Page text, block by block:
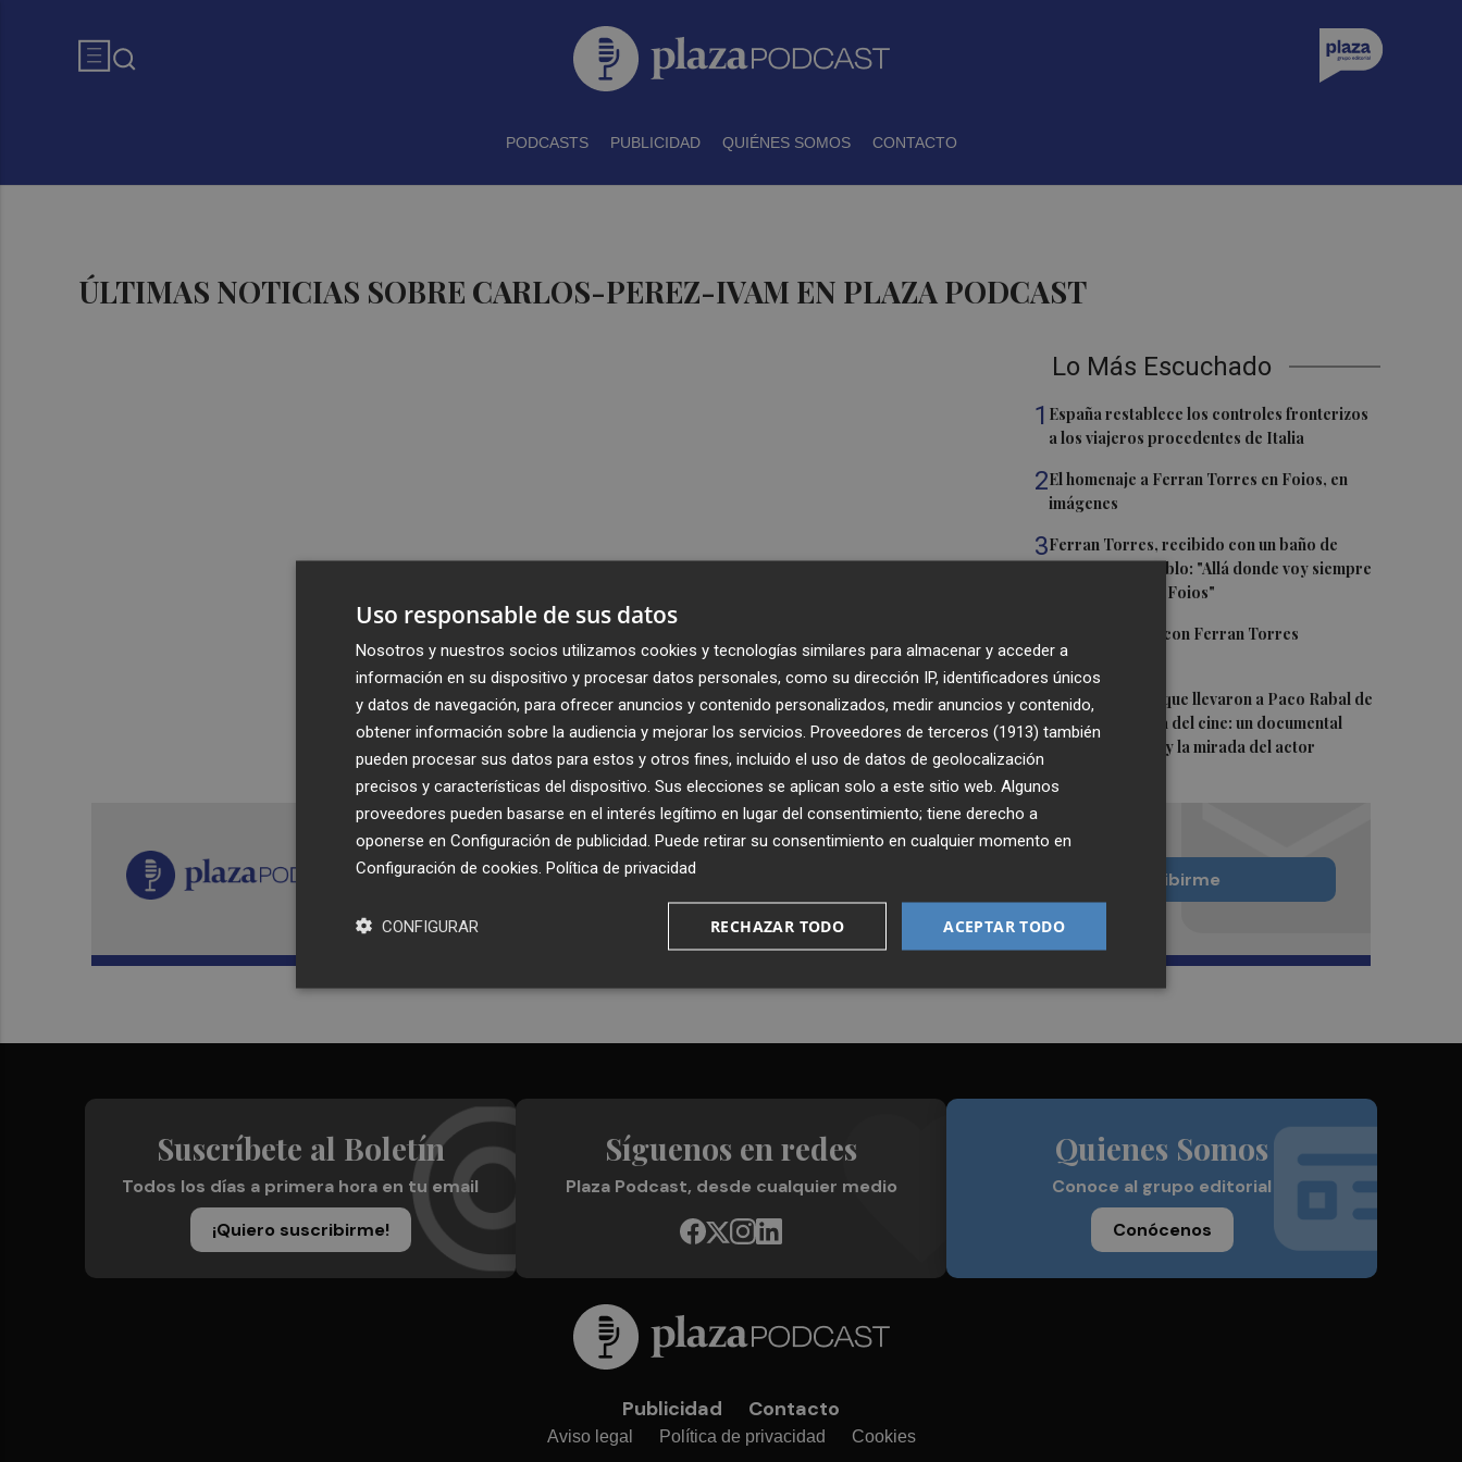
PODCASTS PUBLICIDAD QUIÉNES SOMOS CONTACTO
ÚLTIMAS NOTICIAS SOBRE CARLOS-PEREZ-IVAM EN PLAZA PODCAST
Lo Más Escuchado
1 España restablece los controles fronterizos
a los viajeros procedentes de Italia
2El homenaje a Ferran Torres en Foios, en
imágenes
3Ferran Torres, recibido con un baño de
masas en su pueblo: "Allá donde voy siempre
digo que soy de Foios"
Foios se vuelca con Ferran Torres
5Las '200 vidas' que llevaron a Paco Rabal de
Águilas a la cima del cine: un documental
recupera la voz y la mirada del actor
Recibe toda la actualidad de
Plaza Podcast en tu correo
Quiero suscribirme
Suscríbete al Boletín
Todos los días a primera hora en tu email
¡Quiero suscribirme!
Síguenos en redes
Plaza Podcast, desde cualquier medio
Quienes Somos
Conoce al grupo editorial
Conócenos
Publicidad Contacto
Aviso legal Política de privacidad Cookies
Uso responsable de sus datos
Nosotros y nuestros socios utilizamos cookies y tecnologías similares para almacenar y acceder a
información en su dispositivo y procesar datos personales, como su dirección IP, identificadores únicos
y datos de navegación, para ofrecer anuncios y contenido personalizados, medir anuncios y contenido,
obtener información sobre la audiencia y mejorar los servicios. Proveedores de terceros (1913) también
pueden procesar sus datos para estos y otros fines, incluido el uso de datos de geolocalización
precisos y características del dispositivo. Sus elecciones se aplican solo a este sitio web. Algunos
proveedores pueden basarse en el interés legítimo en lugar del consentimiento; tiene derecho a
oponerse en Configuración de publicidad . Puede retirar su consentimiento en cualquier momento en
Configuración de cookies Política de privacidad
ACEPTAR TODO
RECHAZAR TODO
CONFIGURAR